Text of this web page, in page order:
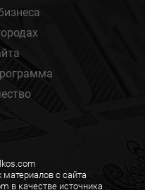
с сайта
в качестве источника